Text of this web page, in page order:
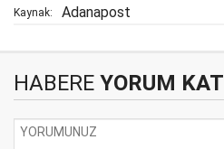
Kaynak: Adanapost
HABERE YORUM KAT